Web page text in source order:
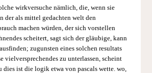
wirkversuche nämlich, die, wenn sie
der als mittel gedachten welt den
machen würden, der sich vorstellen
scheitert, sagt sich der gläubige, kann
zugunsten eines solchen resultats
vielversprechendes zu unterlassen, scheint
dies ist die logik etwa von pascals wette. wo,